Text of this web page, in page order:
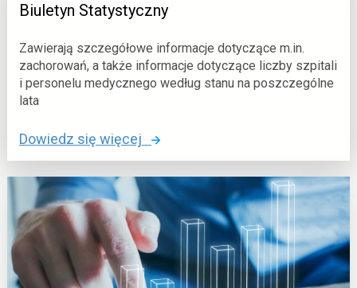
Biuletyn Statystyczny
Zawierają szczegółowe informacje dotyczące m.in.
zachorowań, a także informacje dotyczące liczby szpitali
i personelu medycznego według stanu na poszczególne
lata
Dowiedz się więcej
o
:
B
u
l
e
t